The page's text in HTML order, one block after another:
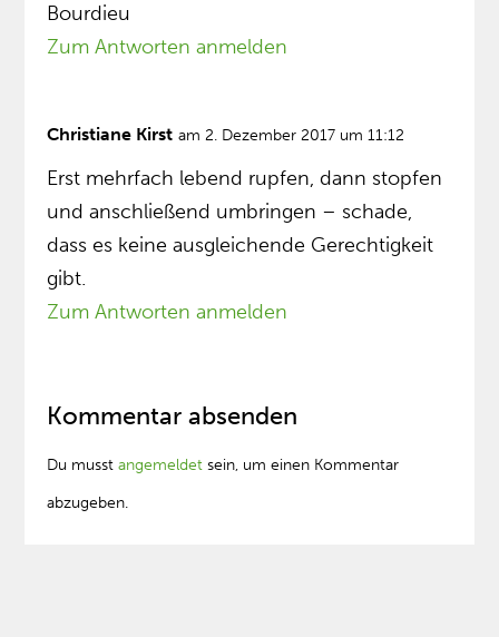
Bourdieu
Zum Antworten anmelden
Christiane Kirst am 2. Dezember 2017 um 11:12
Erst mehrfach lebend rupfen, dann stopfen
und anschließend umbringen – schade,
dass es keine ausgleichende Gerechtigkeit
gibt.
Zum Antworten anmelden
Kommentar absenden
Du musstangemeldet sein, um einen Kommentar
abzugeben.